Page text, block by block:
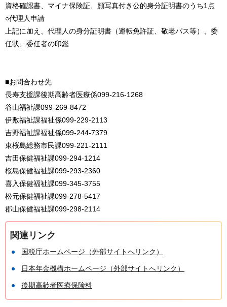
資格確認書、マイナ保険証、顔写真付き公的身分証明書のうち1点
○代理人申請
上記に加え、代理人の身分証明書（運転免許証、敬老パス等）、委
任状、委任者の印鑑
■お問合わせ先
長寿支援課後期高齢者医療係099-216-1268
谷山福祉課099-269-8472
伊敷福祉課福祉係099-229-2113
吉野福祉課福祉係099-244-7379
東桜島総務市民課099-221-2111
吉田保健福祉課099-294-1214
桜島保健福祉課099-293-2360
喜入保健福祉課099-345-3755
松元保健福祉課099-278-5417
郡山保健福祉課099-298-2114
関連リンク
国税庁ホームページ（外部サイトへリンク）
日本年金機構ホームページ（外部サイトへリンク）
後期高齢者医療保険料